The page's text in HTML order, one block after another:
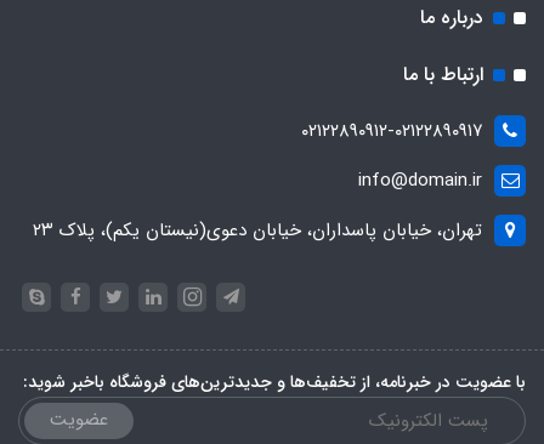
درباره ما
ارتباط با ما
۰۲۱۲۲۸۹۰۹۱۲-۰۲۱۲۲۸۹۰۹۱۷
info@domain.ir
تهران، خیابان پاسداران، خیابان دعوی(نیستان یکم)، پلاک ۲۳
با عضویت در خبرنامه، از تخفیف‌ها و جدیدترین‌های فروشگاه باخبر شوید:
عضویت